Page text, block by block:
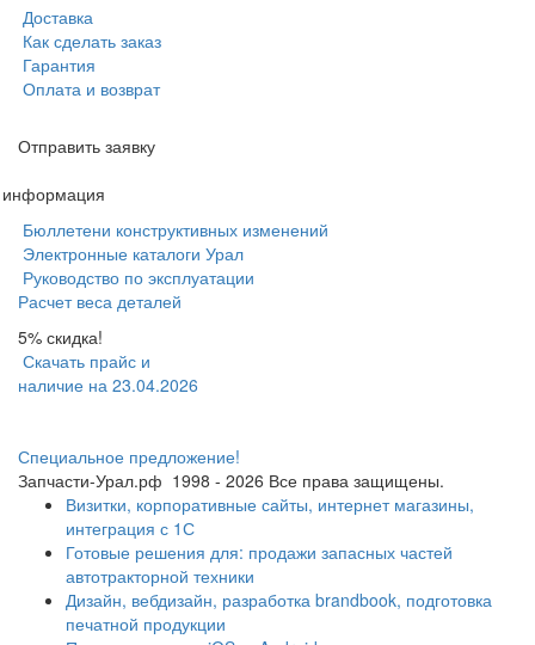
Доставка
Как сделать заказ
Гарантия
Оплата и возврат
Отправить заявку
информация
Бюллетени конструктивных изменений
Электронные каталоги Урал
Руководство по эксплуатации
Расчет веса деталей
5% скидка!
Скачать прайс и
наличие на 23.04.2026
Специальное предложение!
Запчасти-Урал.рф 1998 - 2026 Все права защищены.
Визитки, корпоративные сайты, интернет магазины,
интеграция с 1С
Готовые решения для: продажи запасных частей
автотракторной техники
Дизайн, вебдизайн, разработка brandbook, подготовка
печатной продукции